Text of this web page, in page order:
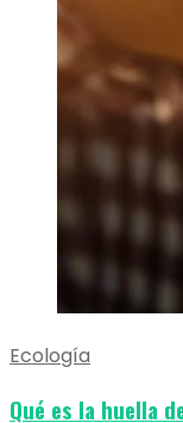
Ecología
Qué es la huella